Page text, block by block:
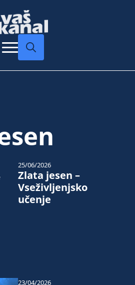
Zlata jesen –
Vseživljenjsko
učenje
25/06/2026
23/04/2026